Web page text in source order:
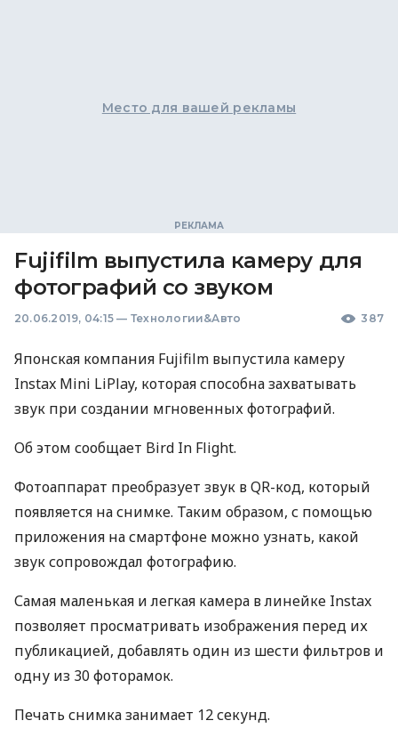
Место для вашей рекламы
Fujifilm выпустила камеру для
фотографий со звуком
20.06.2019, 04:15 — Технологии&Авто 387
Японская компания Fujifilm выпустила камеру
Instax Mini LiPlay, которая способна захватывать
звук при создании мгновенных фотографий.
Об этом сообщает Bird In Flight.
Фотоаппарат преобразует звук в QR-код, который
появляется на снимке. Таким образом, с помощью
приложения на смартфоне можно узнать, какой
звук сопровождал фотографию.
Самая маленькая и легкая камера в линейке Instax
позволяет просматривать изображения перед их
публикацией, добавлять один из шести фильтров и
одну из 30 фоторамок.
Печать снимка занимает 12 секунд.